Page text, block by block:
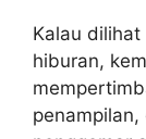
Kalau
hiburan,